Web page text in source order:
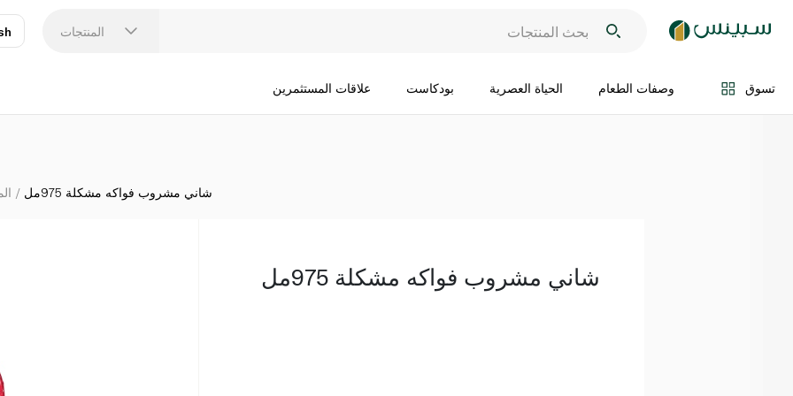
المنتجات
تسوق وصفات الطعام الحياة العصرية بودكاست علاقات المستثمرين
اضف الى السلة
شاني مشروب فواكه مشكلة 975مل
شاني مشروب فواكه مشكلة 975مل